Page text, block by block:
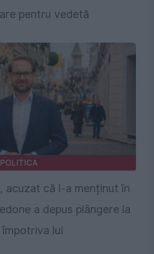
pentru vedetă
POLITICA
acuzat că l-a menținut în
a depus plângere la
împotriva lui